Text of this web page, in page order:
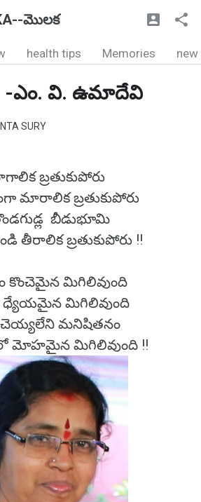
మొలక
health tips Memories new
ఎం. వి. ఉమాదేవి
SURY
బ్రతుకుపోరు
మారాలిక బ్రతుకుపోరు
బీడుభూమి
తీరాలిక బ్రతుకుపోరు !!
కొంచెమైన మిగిలివుంది
మిగిలివుంది
మనిషితనం
మోహమైన మిగిలివుంది !!